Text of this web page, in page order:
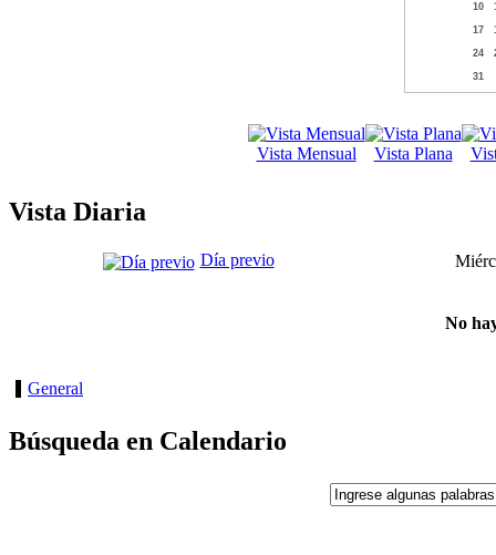
10
17
24
31
Vista Mensual Vista Plana
Vista Diaria
Día previo
No
General
Búsqueda en Calendario